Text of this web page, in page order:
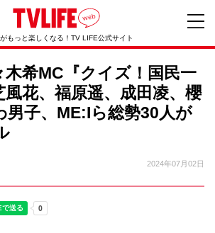
もっと楽しくなる！TV LIFE公式サイト
木希MC『クイズ！国民一
風花、福原遥、成田凌、櫻
男子、ME:Iら総勢30人が
2024年07月02日